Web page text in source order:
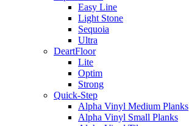
Easy Line
Light Stone
Sequoia
Ultra
DeartFloor
Lite
Optim
Strong
Quick-Step
Alpha Vinyl Medium Planks
Alpha Vinyl Small Planks